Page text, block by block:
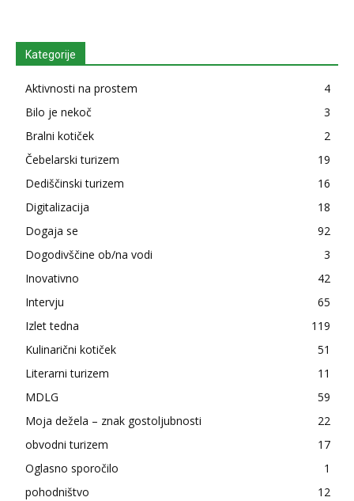
Kategorije
Aktivnosti na prostem
4
Bilo je nekoč
3
Bralni kotiček
2
Čebelarski turizem
19
Dediščinski turizem
16
Digitalizacija
18
Dogaja se
92
Dogodivščine ob/na vodi
3
Inovativno
42
Intervju
65
Izlet tedna
119
Kulinarični kotiček
51
Literarni turizem
11
MDLG
59
Moja dežela – znak gostoljubnosti
22
obvodni turizem
17
Oglasno sporočilo
1
pohodništvo
12